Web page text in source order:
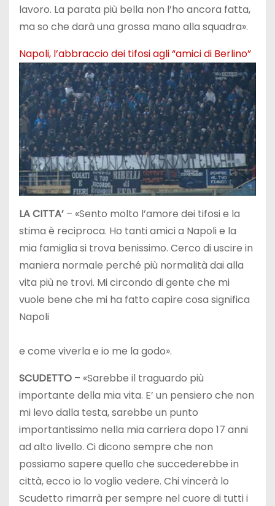
lavoro. La parata più bella non l’ho ancora fatta,
ma so che darà una grossa mano alla squadra».
Napoli, l’abbraccio dei tifosi agli “amici di Berlino”
LA CITTA’ – «Sento molto l’amore dei tifosi e la
stima è reciproca. Ho tanti amici a Napoli e la
mia famiglia si trova benissimo. Cerco di uscire in
maniera normale perché più normalità dai alla
vita più ne trovi. Mi circondo di gente che mi
vuole bene che mi ha fatto capire cosa significa
Napoli
e come viverla e io me la godo».
SCUDETTO – «Sarebbe il traguardo più
importante della mia vita. E’ un pensiero che non
mi levo dalla testa, sarebbe un punto
importantissimo nella mia carriera dopo 17 anni
ad alto livello. Ci dicono sempre che non
possiamo sapere quello che succederebbe in
città, ecco io lo voglio vedere. Chi vincerà lo
Scudetto rimarrà per sempre nel cuore di tutti i